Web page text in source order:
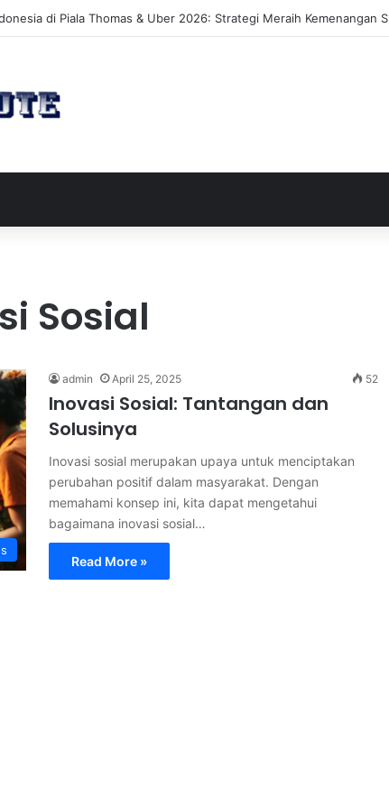
Perluasan Lahan 65 Hektar untuk Pengembangan Sektor Wisata
Sosial
admin April 25, 2025 52
Inovasi Sosial: Tantangan dan
Solusinya
Inovasi sosial merupakan upaya untuk menciptakan
perubahan positif dalam masyarakat. Dengan
memahami konsep ini, kita dapat mengetahui
bagaimana inovasi sosial…
Read More »